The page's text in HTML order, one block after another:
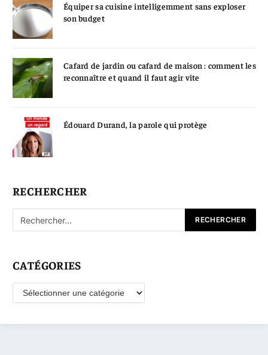
Équiper sa cuisine intelligemment sans exploser
son budget
Cafard de jardin ou cafard de maison : comment les
reconnaître et quand il faut agir vite
Édouard Durand, la parole qui protège
RECHERCHER
CATÉGORIES
Catégories